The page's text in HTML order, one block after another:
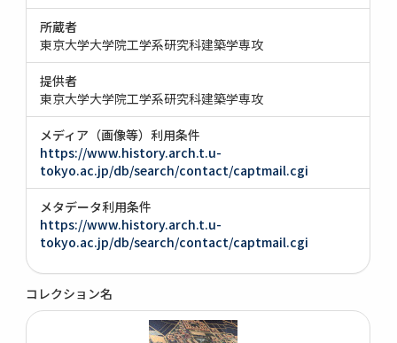
所蔵者
東京大学大学院工学系研究科建築学専攻
提供者
東京大学大学院工学系研究科建築学専攻
メディア（画像等）利用条件
https://www.history.arch.t.u-
tokyo.ac.jp/db/search/contact/captmail.cgi
メタデータ利用条件
https://www.history.arch.t.u-
tokyo.ac.jp/db/search/contact/captmail.cgi
コレクション名